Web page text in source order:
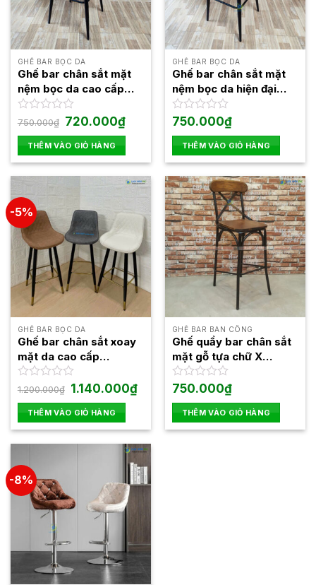
GHẾ BAR BỌC DA
Ghế bar chân sắt mặt
nệm bọc da cao cấp
LAB4004
Được
hạng
0
5
sao
750.000₫ Giá
gốc
là:
750.000₫.
720.000₫Giá
hiện
tại
là:
720.000₫.
THÊM VÀO GIỎ HÀNG
GHẾ BAR BỌC DA
Ghế bar chân sắt mặt
nệm bọc da hiện đại
LAB4005
Được
hạng
0
5
sao
750.000₫
THÊM VÀO GIỎ HÀNG
-5%
GHẾ BAR BỌC DA
Ghế bar chân sắt xoay
mặt da cao cấp
LADP26
Được
hạng
0
5
sao
1.200.000₫ Giá
gốc
là:
1.200.000₫.
1.140.000₫Giá
hiện
1.140.000₫.
THÊM VÀO GIỎ HÀNG
GHẾ BAR BAN CÔNG
Ghế quầy bar chân sắt
mặt gỗ tựa chữ X
LAB4001
Được
hạng
0
5
750.000₫
THÊM VÀO GIỎ HÀNG
-8%